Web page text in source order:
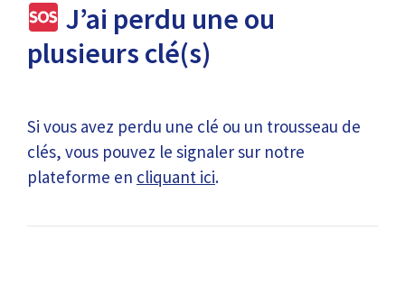
J’ai perdu une ou
plusieurs clé(s)
Si vous avez perdu une clé ou un trousseau de
clés, vous pouvez le signaler sur notre
plateforme en cliquant ici.